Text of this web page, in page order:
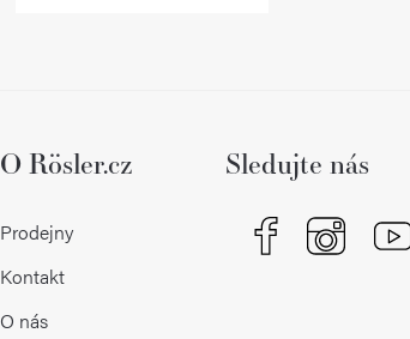
O Rösler.cz
Prodejny
Kontakt
O nás
Sledujte nás